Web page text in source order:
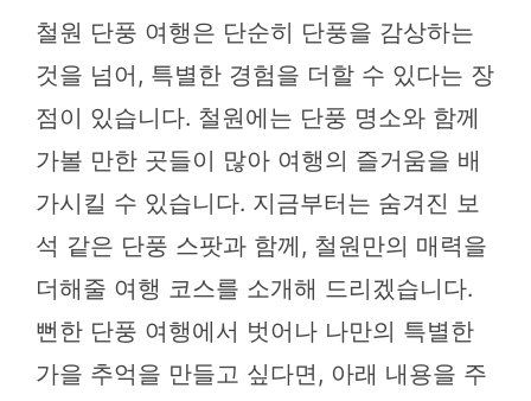
철원 단풍 여행은 단순히 단풍을 감상하는
것을 넘어, 특별한 경험을 더할 수 있다는 장
점이 있습니다. 철원에는 단풍 명소와 함께
가볼 만한 곳들이 많아 여행의 즐거움을 배
가시킬 수 있습니다. 지금부터는 숨겨진 보
석 같은 단풍 스팟과 함께, 철원만의 매력을
더해줄 여행 코스를 소개해 드리겠습니다.
뻔한 단풍 여행에서 벗어나 나만의 특별한
가을 추억을 만들고 싶다면, 아래 내용을 주